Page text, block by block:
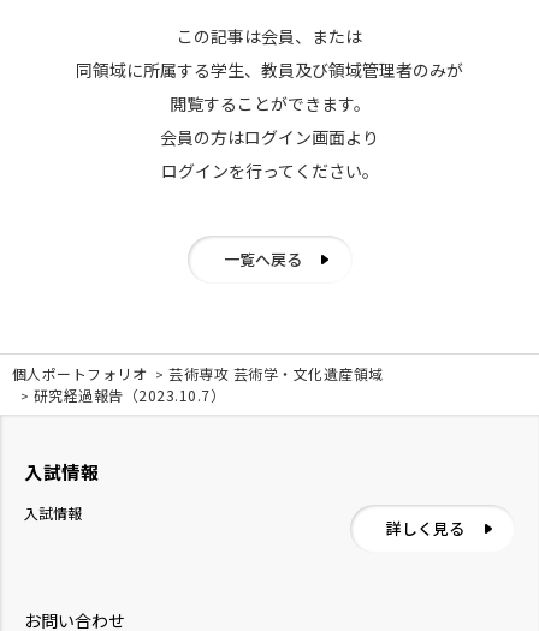
この記事は会員、または
同領域に所属する学生、教員及び領域管理者のみが
閲覧することができます。
会員の方はログイン画面より
ログインを行ってください。
一覧へ戻る
個人ポートフォリオ
芸術専攻 芸術学・文化遺産領域
研究経過報告（2023.10.7）
お問い合わせ
入試情報
入試情報
詳しく見る